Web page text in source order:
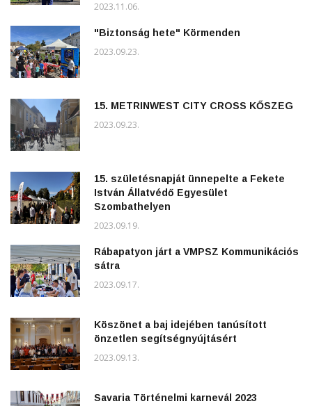
2023.11.06.
"Biztonság hete" Körmenden
2023.09.23.
15. METRINWEST CITY CROSS KŐSZEG
2023.09.23.
15. születésnapját ünnepelte a Fekete
István Állatvédő Egyesület
Szombathelyen
2023.09.19.
Rábapatyon járt a VMPSZ Kommunikációs
sátra
2023.09.17.
Köszönet a baj idejében tanúsított
önzetlen segítségnyújtásért
2023.09.13.
Savaria Történelmi karnevál 2023